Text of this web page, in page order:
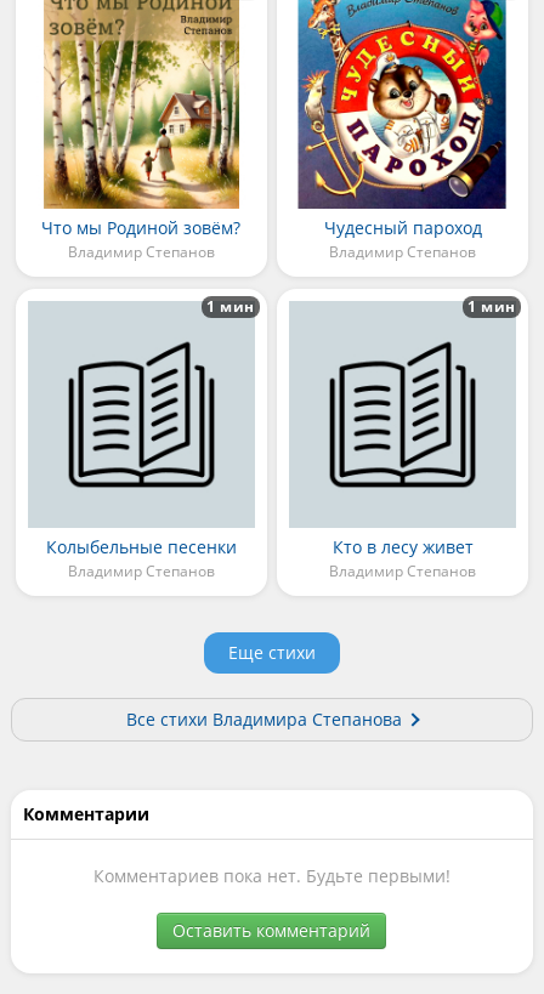
Что мы Родиной зовём?
Владимир Степанов
Чудесный пароход
Владимир Степанов
Колыбельные песенки
Владимир Степанов
1 мин
Кто в лесу живет
Владимир Степанов
1 мин
Еще стихи
Все стихи Владимира Степанова
Комментарии
Комментариев пока нет. Будьте первыми!
Оставить комментарий